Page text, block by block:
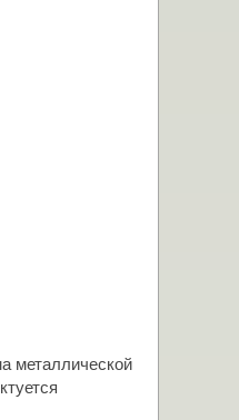
металлической